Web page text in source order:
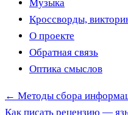
Музыка
Кроссворды,
О проекте
Обратная связь
Оптика смыслов
← Методы сбора
Как писать рецензию —